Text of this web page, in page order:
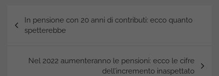
Navigazione
articoli
In pensione con 20 anni di contributi: ecco quanto
spetterebbe
Nel 2022 aumenteranno le pensioni: ecco le cifre
dell’incremento inaspettato